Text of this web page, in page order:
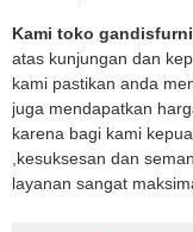
Kami toko
atas kunjungan dan
kami pastikan anda
juga mendapatkan
karena bagi kami
,kesuksesan dan
layanan sangat